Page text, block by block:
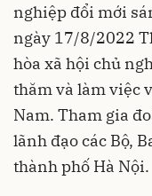
nghiệp đổi mới
ngày 17/8/2022
hòa xã hội chủ
thăm và làm việc
Nam. Tham gia
lãnh đạo các Bộ,
thành phố Hà Nội.